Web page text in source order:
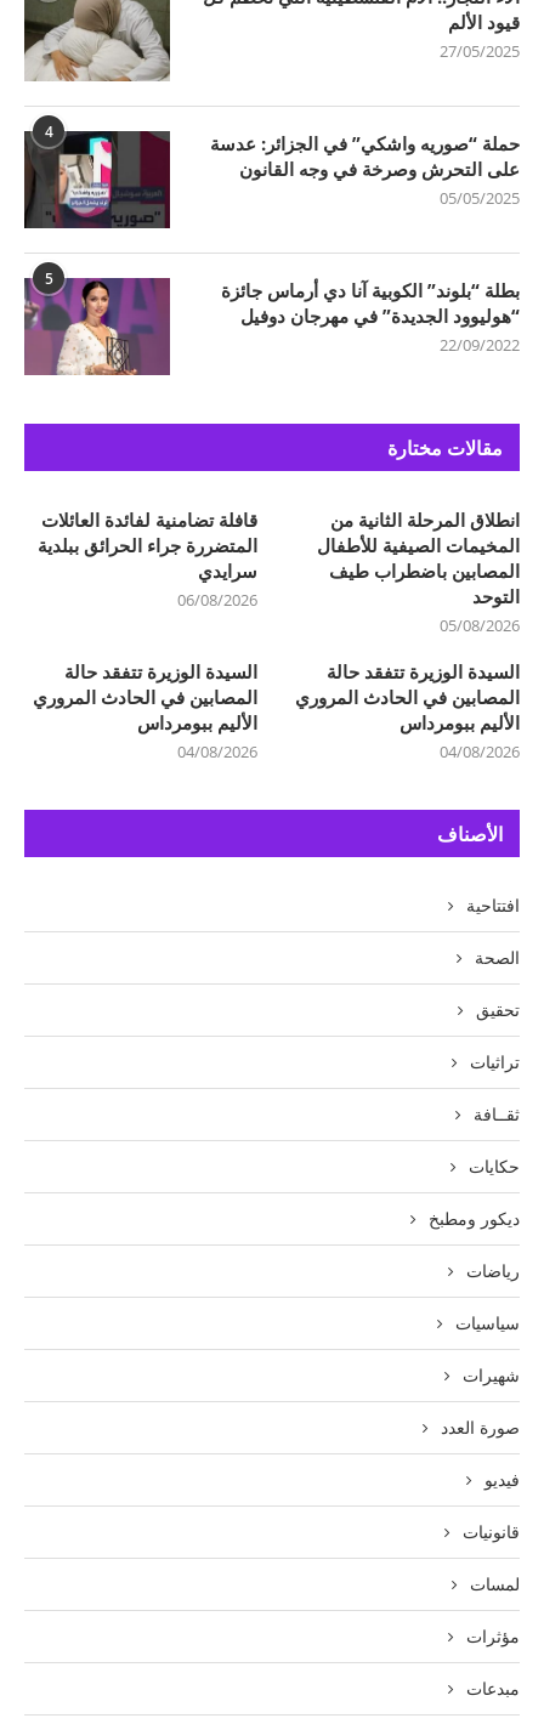
قيود الألم
27/05/2025
4
حملة “صوريه واشكي” في الجزائر: عدسة
على التحرش وصرخة في وجه القانون
05/05/2025
5
بطلة “بلوند” الكوبية آنا دي أرماس جائزة
“هوليوود الجديدة” في مهرجان دوفيل
22/09/2022
مقالات مختارة
قافلة تضامنية لفائدة العائلات
المتضررة جراء الحرائق ببلدية
سرايدي
06/08/2026
انطلاق المرحلة الثانية من
المخيمات الصيفية للأطفال
المصابين باضطراب طيف
التوحد
05/08/2026
السيدة الوزيرة تتفقد حالة
المصابين في الحادث المروري
الأليم ببومرداس
04/08/2026
السيدة الوزيرة تتفقد حالة
المصابين في الحادث المروري
الأليم ببومرداس
04/08/2026
الأصناف
افتتاحية
الصحة
تحقيق
تراثيات
ثقــافة
حكايات
ديكور ومطبخ
رياضات
سياسيات
شهيرات
صورة العدد
فيديو
قانونيات
لمسات
مؤثرات
مبدعات